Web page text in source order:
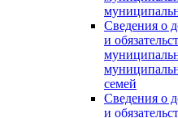
Сведения о
и
семей
Сведения о
и